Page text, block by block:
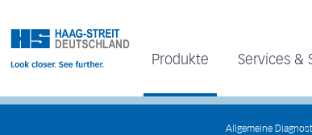
Produkte Services &
Allgemeine